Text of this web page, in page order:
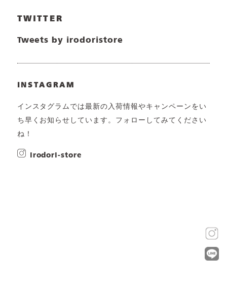
TWITTER
Tweets by irodoristore
INSTAGRAM
インスタグラムでは最新の入荷情報やキャンペーンをい
ち早くお知らせしています。フォローしてみてください
ね！
irodori-store